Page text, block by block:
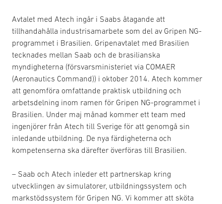
Avtalet med Atech ingår i Saabs åtagande att
tillhandahålla industrisamarbete som del av Gripen NG-
programmet i Brasilien. Gripenavtalet med Brasilien
tecknades mellan Saab och de brasilianska
myndigheterna (försvarsministeriet via COMAER
(Aeronautics Command)) i oktober 2014. Atech kommer
att genomföra omfattande praktisk utbildning och
arbetsdelning inom ramen för Gripen NG-programmet i
Brasilien. Under maj månad kommer ett team med
ingenjörer från Atech till Sverige för att genomgå sin
inledande utbildning. De nya färdigheterna och
kompetenserna ska därefter överföras till Brasilien.
– Saab och Atech inleder ett partnerskap kring
utvecklingen av simulatorer, utbildningssystem och
markstödssystem för Gripen NG. Vi kommer att sköta